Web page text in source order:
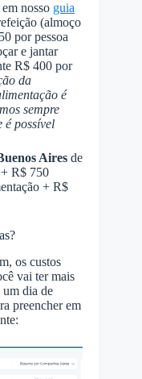
nosso guia
(almoço
por pessoa
e jantar
R$ 400 por
da
é
sempre
é possível
Aires de
+ R$ 750
+ R$
os custos
vai ter mais
um dia de
preencher em